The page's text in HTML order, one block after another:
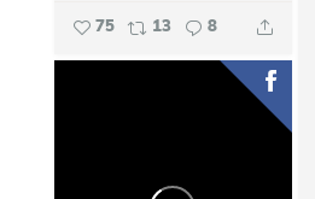
75 13 8